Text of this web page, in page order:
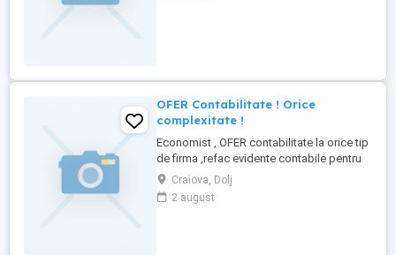
OFER Contabilitate ! Orice
complexitate !
Economist , OFER contabilitate la orice tip
de firma ,refac evidente contabile pentru
SRL-URI / ONG/ SA /II/PFA/IF / CABINETE
INDIVIDUALE ( medici, notari, avocati,
executori judecatoresti,ETC ), ordonat,
Craiova, Dolj
2 august